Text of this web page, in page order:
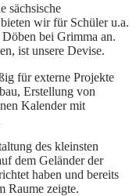
sächsische
wir für Schüler u.a.
bei Grimma an.
ist unsere Devise.
für externe Projekte
Erstellung von
Kalender mit
des kleinsten
dem Geländer der
haben und bereits
Raume zeigte.